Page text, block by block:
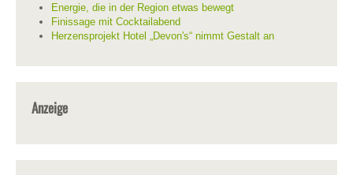
Energie, die in der Region etwas bewegt
Finissage mit Cocktailabend
Herzensprojekt Hotel „Devon's“ nimmt Gestalt an
Anzeige